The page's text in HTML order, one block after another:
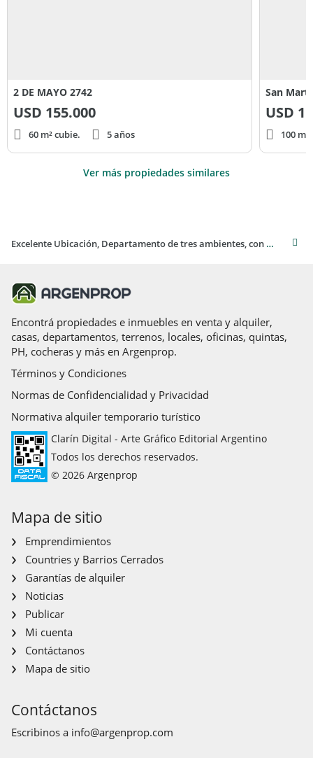
2 DE MAYO 2742
USD 155.000
60 m² cubie. 5 años
San
USD
100
Ver más propiedades similares
Excelente Ubicación, Departamento de tres ambientes, con patio, jardín y quincho.
Encontrá propiedades e inmuebles en venta y alquiler,
casas, departamentos, terrenos, locales, oficinas, quintas,
PH, cocheras y más en Argenprop.
Términos y Condiciones
Normas de Confidencialidad y Privacidad
Normativa alquiler temporario turístico
Clarín Digital - Arte Gráfico Editorial Argentino
Todos los derechos reservados.
© 2026 Argenprop
Mapa de sitio
Emprendimientos
Countries y Barrios Cerrados
Garantías de alquiler
Noticias
Publicar
Mi cuenta
Contáctanos
Mapa de sitio
Contáctanos
Escribinos a info@argenprop.com